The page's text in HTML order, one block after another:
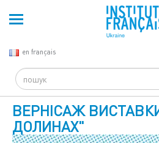
en français
Search
ВЕРНІСАЖ
ДОЛИНАХ"